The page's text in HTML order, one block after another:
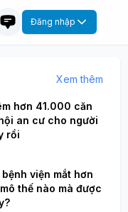
Đăng nhập
Xem thêm
hơn 41.000 căn
an cư cho người
rồi
viện mắt hơn
thế nào mà được